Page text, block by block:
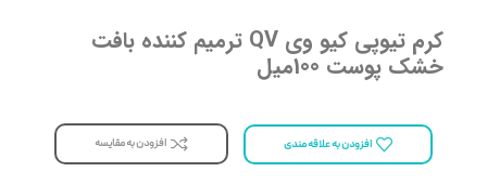
کرم تیوپی کیو وی QV ترمیم کننده بافت
خشک پوست 100میل
افزودن به علاقه مندی افزودن به مقایسه